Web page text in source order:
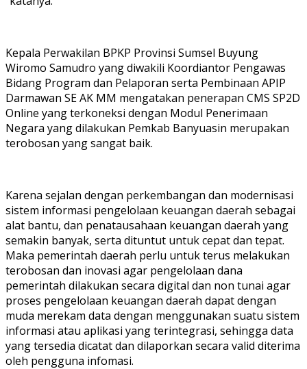
Kepala Perwakilan BPKP Provinsi Sumsel Buyung
Wiromo Samudro yang diwakili Koordiantor Pengawas
Bidang Program dan Pelaporan serta Pembinaan APIP
Darmawan SE AK MM mengatakan penerapan CMS SP2D
Online yang terkoneksi dengan Modul Penerimaan
Negara yang dilakukan Pemkab Banyuasin merupakan
terobosan yang sangat baik.
Karena sejalan dengan perkembangan dan modernisasi
sistem informasi pengelolaan keuangan daerah sebagai
alat bantu, dan penatausahaan keuangan daerah yang
semakin banyak, serta dituntut untuk cepat dan tepat.
Maka pemerintah daerah perlu untuk terus melakukan
terobosan dan inovasi agar pengelolaan dana
pemerintah dilakukan secara digital dan non tunai agar
proses pengelolaan keuangan daerah dapat dengan
muda merekam data dengan menggunakan suatu sistem
informasi atau aplikasi yang terintegrasi, sehingga data
yang tersedia dicatat dan dilaporkan secara valid diterima
oleh pengguna infomasi.